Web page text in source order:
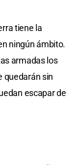
tiene la
ningún ámbito.
armadas los
quedarán sin
escapar de